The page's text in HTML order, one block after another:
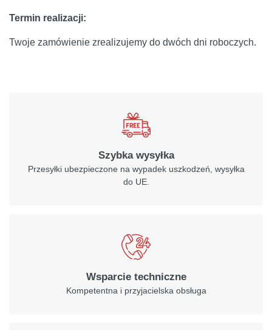
Termin realizacji:
Twoje zamówienie zrealizujemy do dwóch dni roboczych.
Szybka wysyłka
Przesyłki ubezpieczone na wypadek uszkodzeń, wysyłka
do UE.
Wsparcie techniczne
Kompetentna i przyjacielska obsługa